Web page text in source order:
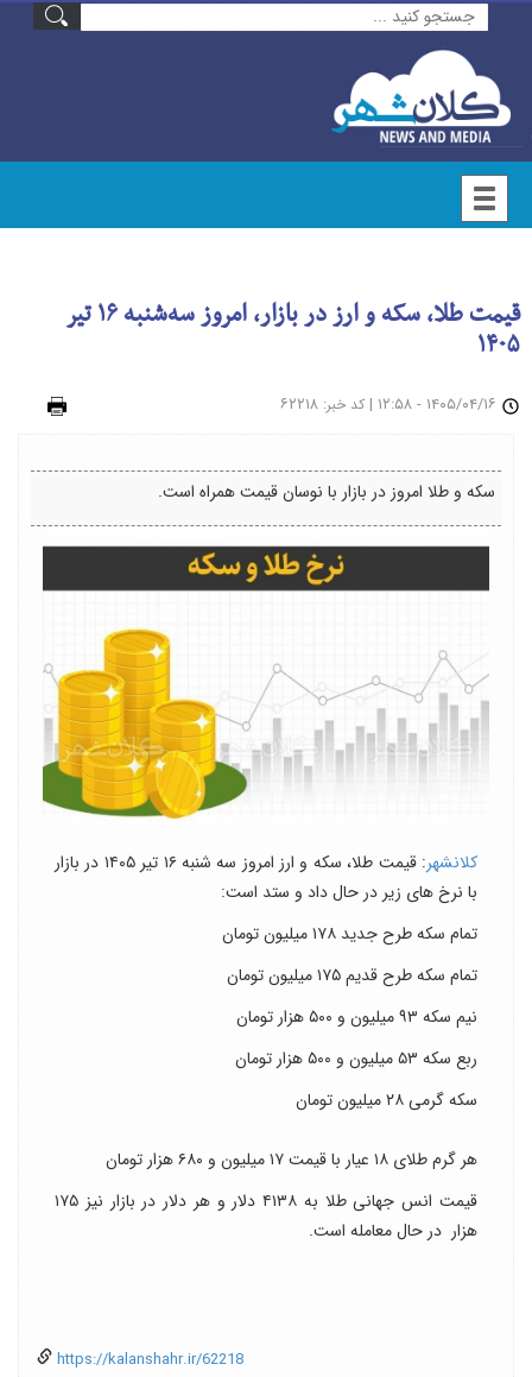
قیمت طلا، سکه و ارز در بازار، امروز سه‌شنبه ۱۶ تیر
۱۴۰۵
| کد خبر: ۶۲۲۱۸
سکه و طلا امروز در بازار با نوسان قیمت همراه است.
کلانشهر
: قیمت طلا، سکه و ارز امروز سه شنبه ۱۶ تیر ۱۴۰۵ در بازار
با نرخ های زیر در حال داد و ستد است:
تمام سکه طرح جدید ۱۷۸ میلیون تومان
تمام سکه طرح قدیم ۱۷۵ میلیون تومان
نیم سکه ۹۳ میلیون و ۵۰۰ هزار تومان
ربع سکه ۵۳ میلیون و ۵۰۰ هزار تومان
سکه گرمی ۲۸ میلیون تومان
هر گرم طلای ۱۸ عیار با قیمت ۱۷ میلیون و ۶۸۰ هزار تومان
قیمت انس جهانی طلا به ۴۱۳۸ دلار و هر دلار در بازار نیز ۱۷۵
هزار در حال معامله است.
https://kalanshahr.ir/62218